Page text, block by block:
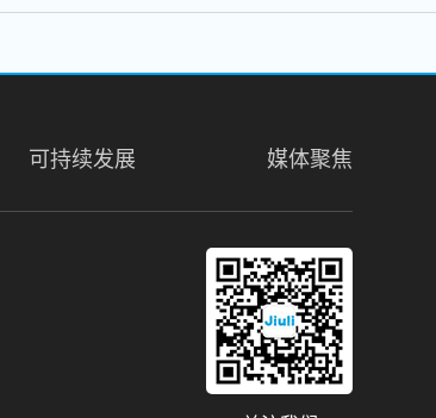
可持续发展 媒体聚焦
31. Floor, Messe Turm,
am Main, Germany